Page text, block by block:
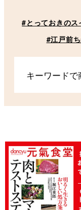
#とっておきのス
#江戸前